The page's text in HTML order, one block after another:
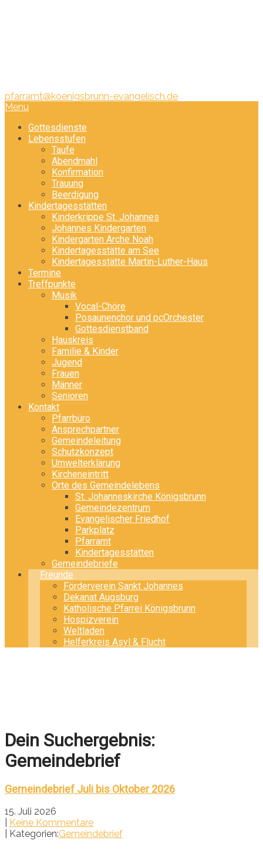
pfarramt@koenigsbrunn-evangelisch.de
Menu
Gottesdienste
Lebensstufen
Taufe
Abendmahl
Konfirmation
Trauung
Beerdigung
Kindertagesstätten
Kinderkrippe St. Johannes
Johannes Kindergarten
Kindergarten Arche Noah
Kindertagesstätte am See
Kindertagesstätte Martin-Luther-Haus
Termine
Treffpunkte
Musik
Vocal-Chöre
Posaunenchor und pcOrchester
Gottesdienstband
Hauskreis
Familie & Kinder
Jugend
Frauen
Männer
Senioren
Kontakt
Pfarrbüro
Ansprechpartner
Gemeindeleitung
Schutzkonzept
Umwelterklärung
Kircheneintritt
Orte des Gemeindelebens
St. Johanneskirche Königsbrunn
Gemeindezentrum
Evangelischer Friedhof
Parkplatz
Pfarramt
Kindertagesstätten
Gemeindebriefe
Freunde
Förderverein Sankt Johannes
Dekanat Augsburg
Katholische Pfarrei Königsbrunn
Hospizverein
Weltladen
Helferkreis Asyl & Flucht
Dein Suchergebnis:
Gemeindebrief
Gemeindebrief Juli bis Oktober 2026
15. Juli 2026
Keine Kommentare
| Kategorien:Gemeindebrief